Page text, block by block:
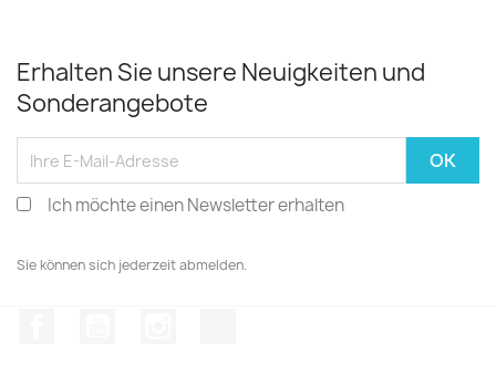
Erhalten Sie unsere Neuigkeiten und
Sonderangebote
Ich möchte einen Newsletter erhalten
Sie können sich jederzeit abmelden.